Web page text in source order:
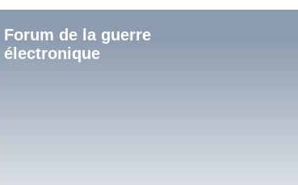
Forum de la guerre
électronique